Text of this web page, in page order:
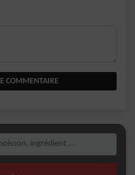
COMMENTAIRE